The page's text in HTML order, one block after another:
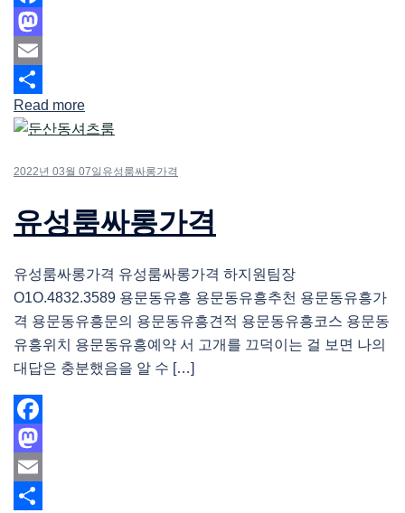
Facebook
Mastodon
Email
Share
Read more
2022년 03월 07일 유성룸싸롱가격
유성룸싸롱가격
유성룸싸롱가격 유성룸싸롱가격 하지원팀장
O1O.4832.3589 용문동유흥 용문동유흥추천 용문동유흥가
격 용문동유흥문의 용문동유흥견적 용문동유흥코스 용문동
유흥위치 용문동유흥예약 서 고개를 끄덕이는 걸 보면 나의
대답은 충분했음을 알 수 […]
Facebook
Mastodon
Email